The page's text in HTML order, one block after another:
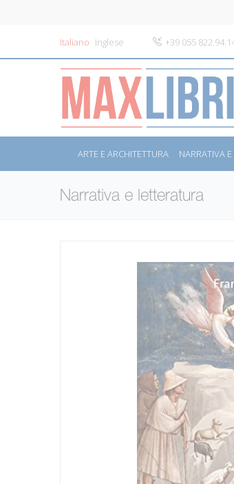
Italiano Inglese +39 055
ARTE E ARCHITETTURA NARRATIVA E
Narrativa e letteratura